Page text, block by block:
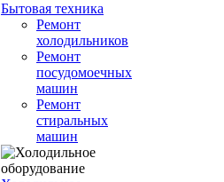
Бытовая техника
Ремонт
холодильников
Ремонт
посудомоечных
машин
Ремонт
стиральных
машин